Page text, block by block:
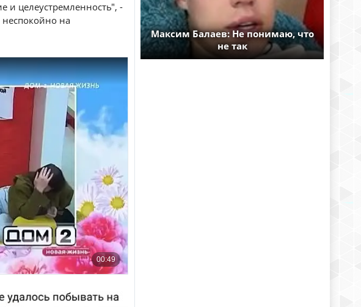
и целеустремленность", -
на
Максим Балаев: Не понимаю, что
не так